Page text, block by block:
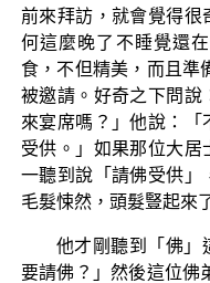
前來拜訪，就會覺得很
何這麼晚了不睡覺還
食，不但精美，而且準
被邀請。好奇之下問說
來宴席嗎？」他說：「
受供。」如果那位大居
一聽到說「請佛受供」
毛髮悚然，頭髮豎起來
他才剛聽到「佛」
要請佛？」然後這位佛